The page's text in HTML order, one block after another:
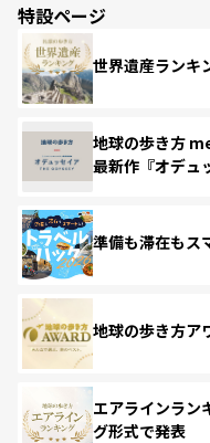
特設ページ
世界遺産ランキ
地球の歩き方
最新作『オデュ
準備も滞在も
地球の歩き方ア
エアラインラ
グ形式で発表